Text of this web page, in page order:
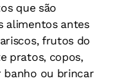
que são
alimentos antes
frutos do
pratos, copos,
banho ou brincar